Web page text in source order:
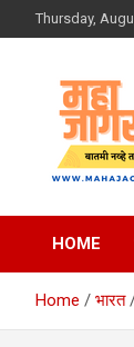
to
Thursday,
महा
HOME
Home भारत